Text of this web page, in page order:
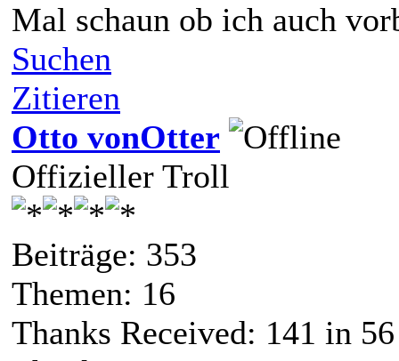
Mal schaun ob ich auch
Suchen
Zitieren
Otto vonOtter
Offizieller Troll
Beiträge: 353
Themen: 16
Thanks Received: 141 in